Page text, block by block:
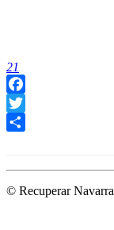
21
Facebook
Twitter
© Recuperar Navarra